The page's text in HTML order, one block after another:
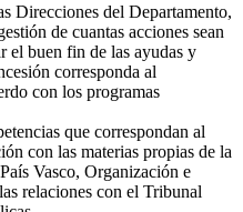
Direcciones del Departamento,
de cuantas acciones sean
el buen fin de las ayudas y
corresponda al
con los programas
que correspondan al
con las materias propias de la
Vasco, Organización e
relaciones con el Tribunal